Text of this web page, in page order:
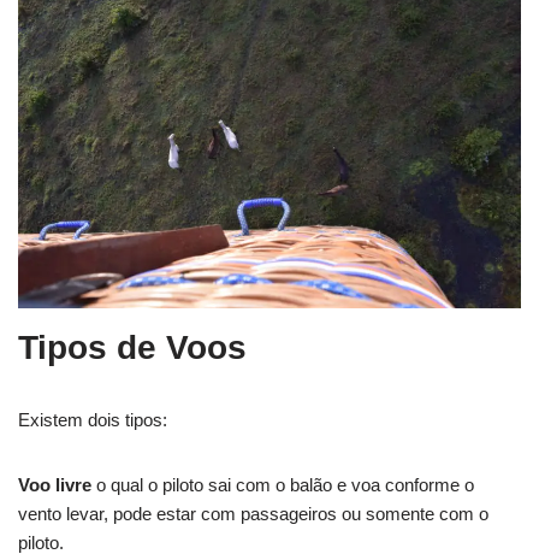
Tipos de Voos
Existem dois tipos:
Voo livre o qual o piloto sai com o balão e voa conforme o
vento levar, pode estar com passageiros ou somente com o
piloto.